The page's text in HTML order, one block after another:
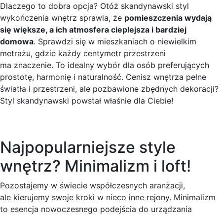
Dlaczego to dobra opcja? Otóż skandynawski styl
wykończenia wnętrz sprawia, że pomieszczenia wydają
się większe, a ich atmosfera cieplejsza i bardziej
domowa. Sprawdzi się w mieszkaniach o niewielkim
metrażu, gdzie każdy centymetr przestrzeni
ma znaczenie. To idealny wybór dla osób preferujących
prostotę, harmonię i naturalność. Cenisz wnętrza pełne
światła i przestrzeni, ale pozbawione zbędnych dekoracji?
Styl skandynawski powstał właśnie dla Ciebie!
Najpopularniejsze style
wnętrz? Minimalizm i loft!
Pozostajemy w świecie współczesnych aranżacji,
ale kierujemy swoje kroki w nieco inne rejony. Minimalizm
to esencja nowoczesnego podejścia do urządzania